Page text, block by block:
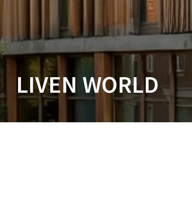
LIVEN WORLD